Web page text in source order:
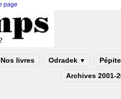
page
Nos livres Odradek ▼
Archives 2001-